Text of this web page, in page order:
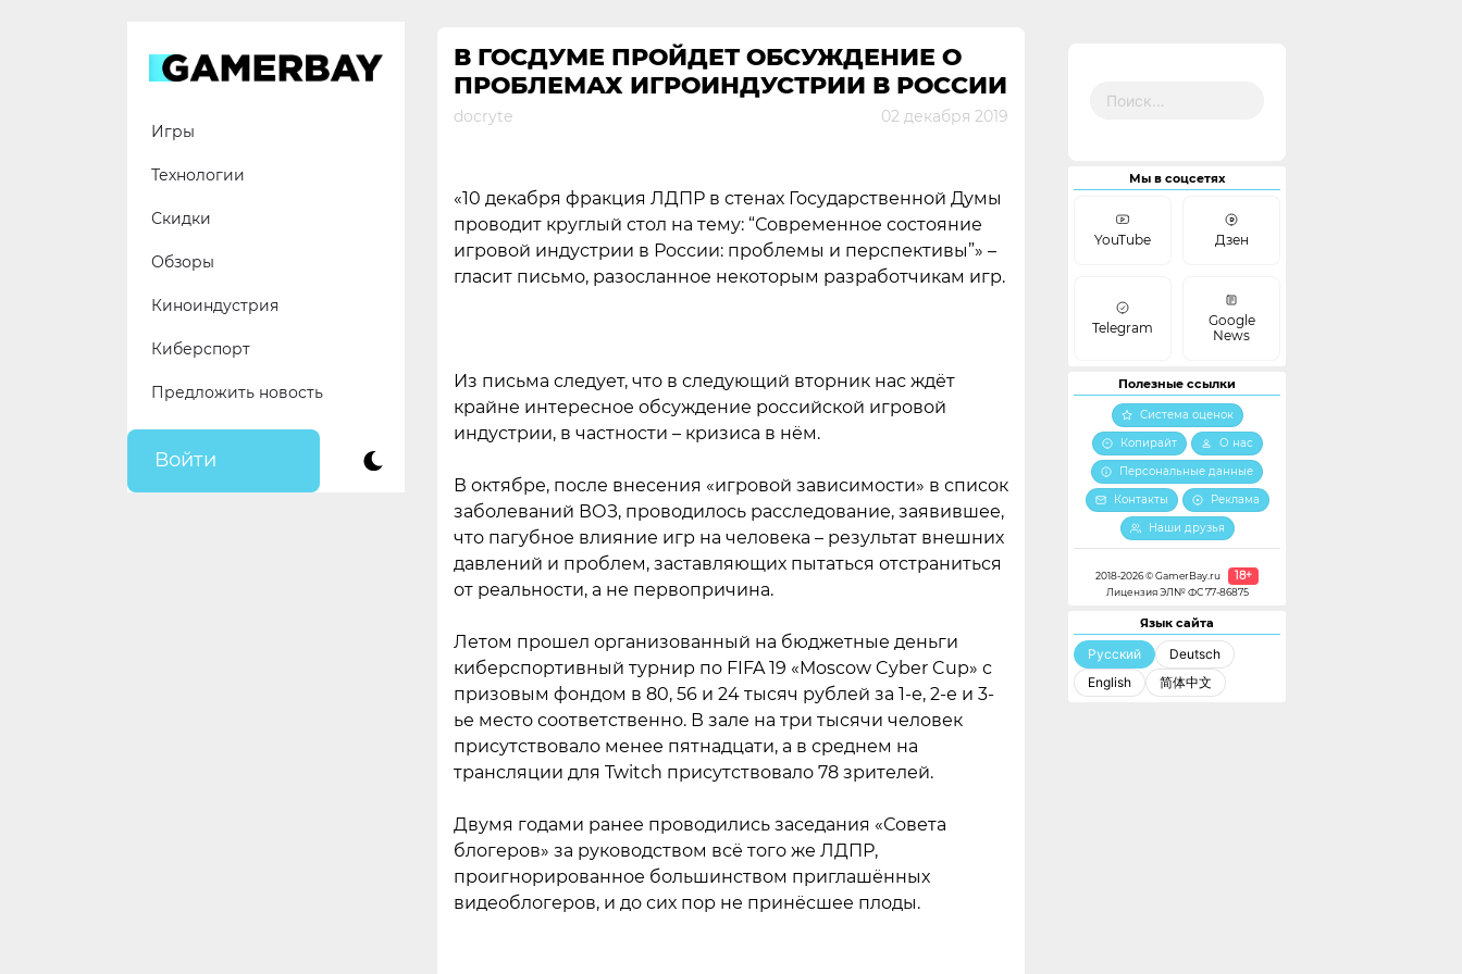
Игры
Технологии
Скидки
Обзоры
Киноиндустрия
Киберспорт
Предложить новость
Войти
В ГОСДУМЕ ПРОЙДЕТ ОБСУЖДЕНИЕ О
ПРОБЛЕМАХ ИГРОИНДУСТРИИ В РОССИИ
docryte 02 декабря 2019
«10 декабря фракция ЛДПР в стенах Государственной Думы
проводит круглый стол на тему: “Современное состояние
игровой индустрии в России: проблемы и перспективы”» –
гласит письмо, разосланное некоторым разработчикам игр.
Из письма следует, что в следующий вторник нас ждёт
крайне интересное обсуждение российской игровой
индустрии, в частности – кризиса в нём.
В октябре, после внесения «игровой зависимости» в список
заболеваний ВОЗ, проводилось расследование, заявившее,
что пагубное влияние игр на человека – результат внешних
давлений и проблем, заставляющих пытаться отстраниться
от реальности, а не первопричина.
Летом прошел организованный на бюджетные деньги
киберспортивный турнир по FIFA 19 «Moscow Cyber Cup» с
призовым фондом в 80, 56 и 24 тысяч рублей за 1-е, 2-е и 3-
ье место соответственно. В зале на три тысячи человек
присутствовало менее пятнадцати, а в среднем на
трансляции для Twitch присутствовало 78 зрителей.
Двумя годами ранее проводились заседания «Совета
блогеров» за руководством всё того же ЛДПР,
проигнорированное большинством приглашённых
видеоблогеров, и до сих пор не принёсшее плоды.
Мы в соцсетях
YouTube Дзен
Telegram
Google
News
Полезные ссылки
Система оценок
Копирайт
О нас
Персональные данные
Контакты
Реклама
Наши друзья
2018-2026 © GamerBay.ru 18+
Лицензия ЭЛ№ ФС 77-86875
Язык сайта
Русский
Deutsch
English
简体中文